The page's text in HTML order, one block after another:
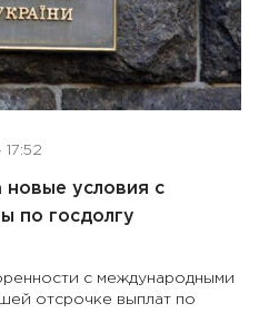
новые условия с
по госдолгу
с международными
отсрочке выплат по